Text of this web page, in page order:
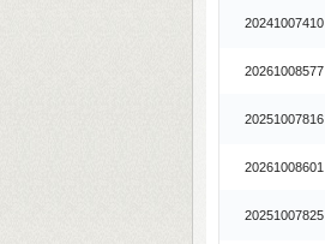
20241007410
20261008577
20251007816
20261008601
20251007825